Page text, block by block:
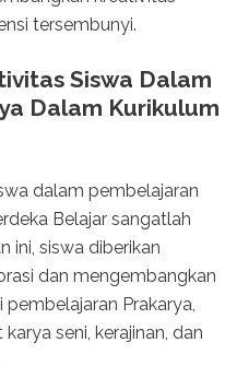
tersembunyi.
Siswa Dalam
Dalam Kurikulum
dalam pembelajaran
Belajar sangatlah
ini, siswa diberikan
dan mengembangkan
Prakarya,
seni, kerajinan, dan